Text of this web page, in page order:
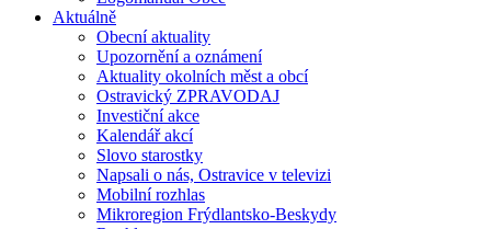
Aktuálně
Obecní aktuality
Upozornění a oznámení
Aktuality okolních měst a obcí
Ostravický ZPRAVODAJ
Investiční akce
Kalendář akcí
Slovo starostky
Napsali o nás, Ostravice v televizi
Mobilní rozhlas
Mikroregion Frýdlantsko-Beskydy